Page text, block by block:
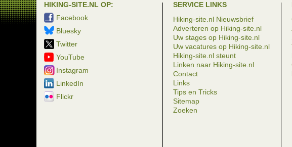
HIKING-SITE.NL OP:
Facebook
Bluesky
Twitter
YouTube
Instagram
LinkedIn
Flickr
SERVICE LINKS
Hiking-site.nl Nieuwsbrief
Adverteren op Hiking-site.nl
Uw stages op Hiking-site.nl
Uw vacatures op Hiking-site.nl
Hiking-site.nl steunt
Linken naar Hiking-site.nl
Contact
Links
Tips en Tricks
Sitemap
Zoeken